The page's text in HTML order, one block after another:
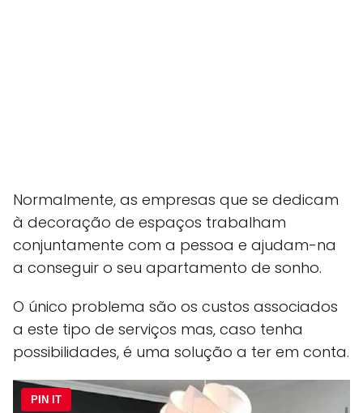
Normalmente, as empresas que se dedicam
à decoração de espaços trabalham
conjuntamente com a pessoa e ajudam-na
a conseguir o seu apartamento de sonho.
O único problema são os custos associados
a este tipo de serviços mas, caso tenha
possibilidades, é uma solução a ter em conta.
PIN IT